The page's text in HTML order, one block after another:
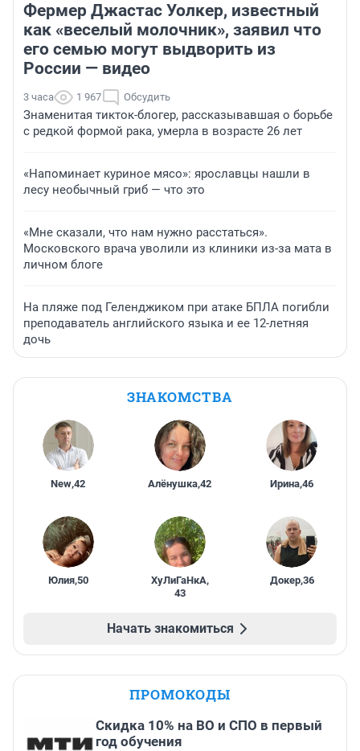
Фермер Джастас Уолкер, известный
как «веселый молочник», заявил что
его семью могут выдворить из
России — видео
3 часа 1 967 Обсудить
Знаменитая тикток-блогер, рассказывавшая о борьбе
с редкой формой рака, умерла в возрасте 26 лет
«Напоминает куриное мясо»: ярославцы нашли в
лесу необычный гриб — что это
«Мне сказали, что нам нужно расстаться».
Московского врача уволили из клиники из-за мата в
личном блоге
На пляже под Геленджиком при атаке БПЛА погибли
преподаватель английского языка и ее 12-летняя
дочь
ЗНАКОМСТВА
New,42 Алёнушка,42 Ирина,46
Юлия,50 ХуЛиГаНкА,
43
Докер,36
Начать знакомиться
ПРОМОКОДЫ
Скидка 10% на ВО и СПО в первый
год обучения